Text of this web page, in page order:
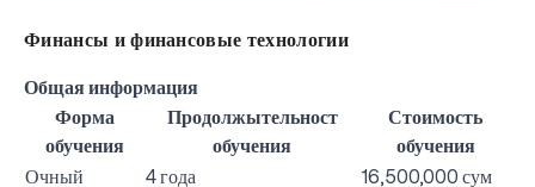
Финансы и финансовые технологии
Общая информация
Форма
обучения
Продолжытельност
обучения
Стоимость
обучения
Очный
4 года
16,500,000 сум